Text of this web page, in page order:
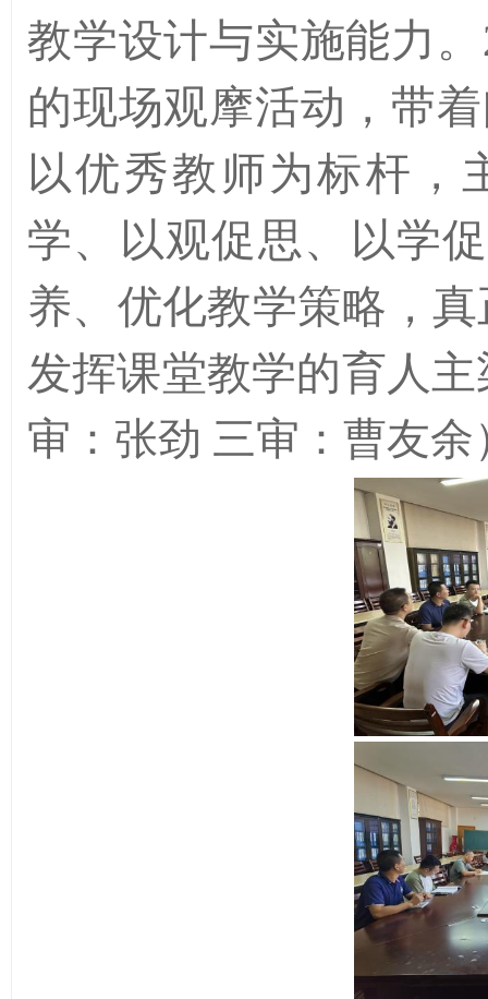
教学设计与实施能力
的现场观摩活动，带
以优秀教师为标杆，
学、以观促思、以学
养、优化教学策略，
发挥课堂教学的育人
审：张劲 三审：曹友余